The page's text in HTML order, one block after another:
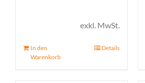
exkl. MwSt.
In den
Warenkorb
Details